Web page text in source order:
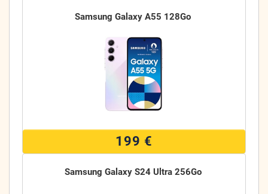
Samsung Galaxy A55 128Go
199 €
Samsung Galaxy S24 Ultra 256Go